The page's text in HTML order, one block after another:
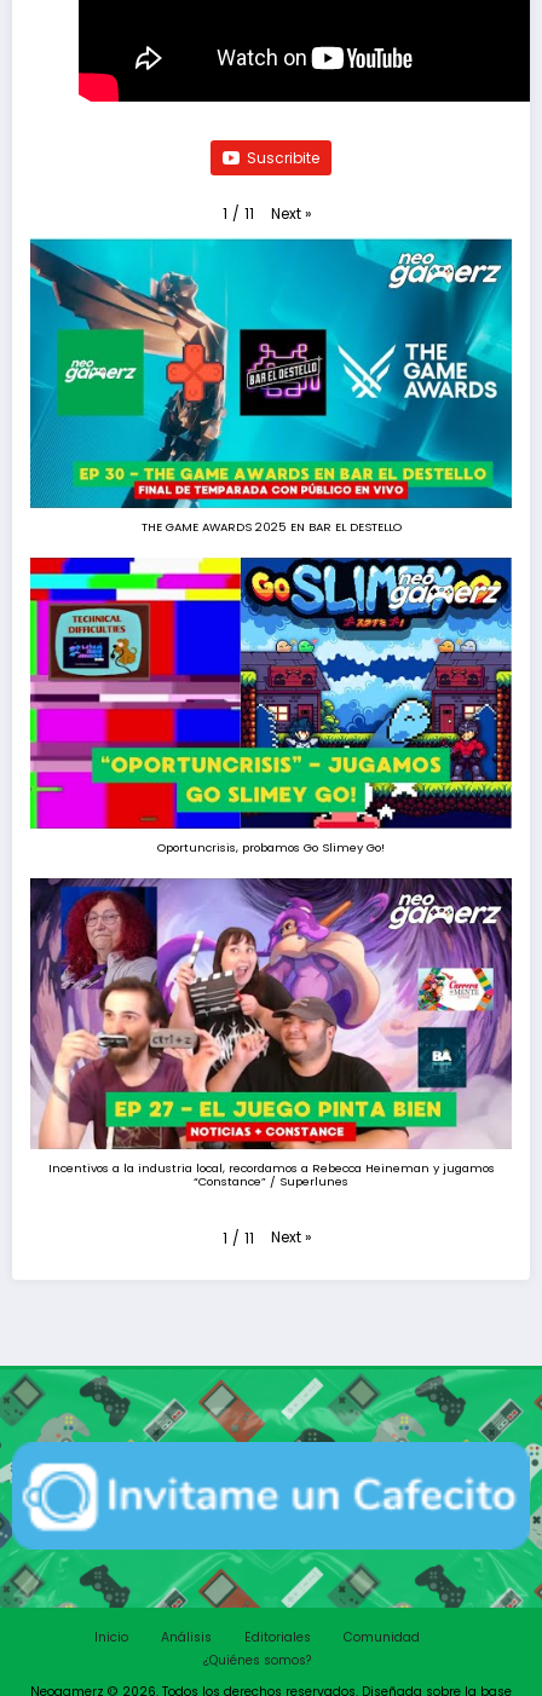
Suscribite
1 / 11 Next»
THE GAME AWARDS 2025 EN BAR EL DESTELLO
Oportuncrisis, probamos Go Slimey Go!
Incentivos a la industria local, recordamos a Rebecca Heineman y jugamos
“Constance” / Superlunes
1 / 11 Next»
Inicio Análisis Editoriales
Comunidad
¿Quiénes somos?
Neogamerz © 2026. Todos los derechos reservados. Diseñada sobre la base